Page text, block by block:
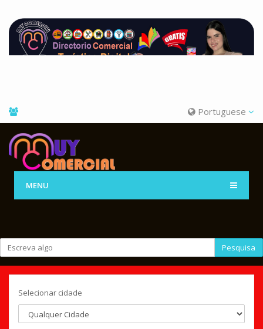
Portuguese
MENU
Pesquisa
Selecionar cidade